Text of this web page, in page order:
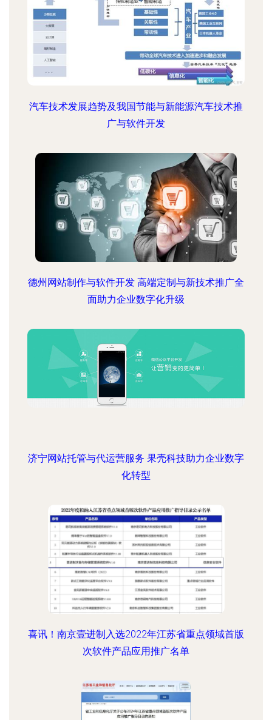
汽车技术发展趋势及我国节能与新能源汽车技术推
广与软件开发
德州网站制作与软件开发 高端定制与新技术推广全
面助力企业数字化升级
济宁网站托管与代运营服务 果壳科技助力企业数字
化转型
喜讯！南京壹进制入选2022年江苏省重点领域首版
次软件产品应用推广名单